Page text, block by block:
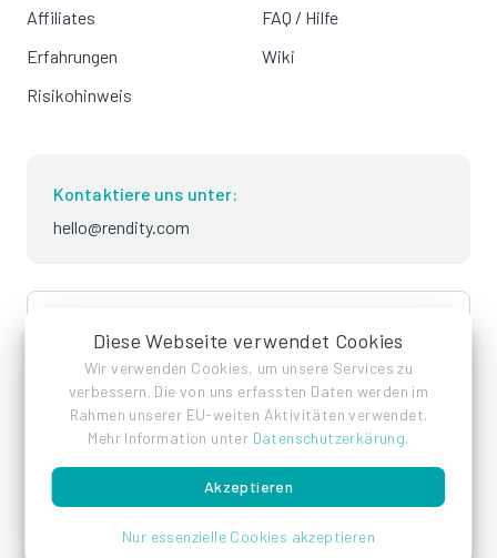
Diese Webseite verwendet Cookies
Wir verwenden Cookies, um unsere Services zu
verbessern. Die von uns erfassten Daten werden im
Rahmen unserer EU-weiten Aktivitäten verwendet.
Mehr Information unter Datenschutzerkärung.
Akzeptieren
Nur essenzielle Cookies akzeptieren
Affiliates
Erfahrungen
Risikohinweis
FAQ / Hilfe
Wiki
Kontaktiere uns unter:
hello@rendity.com
language
ImpressumDatenschutzAGB